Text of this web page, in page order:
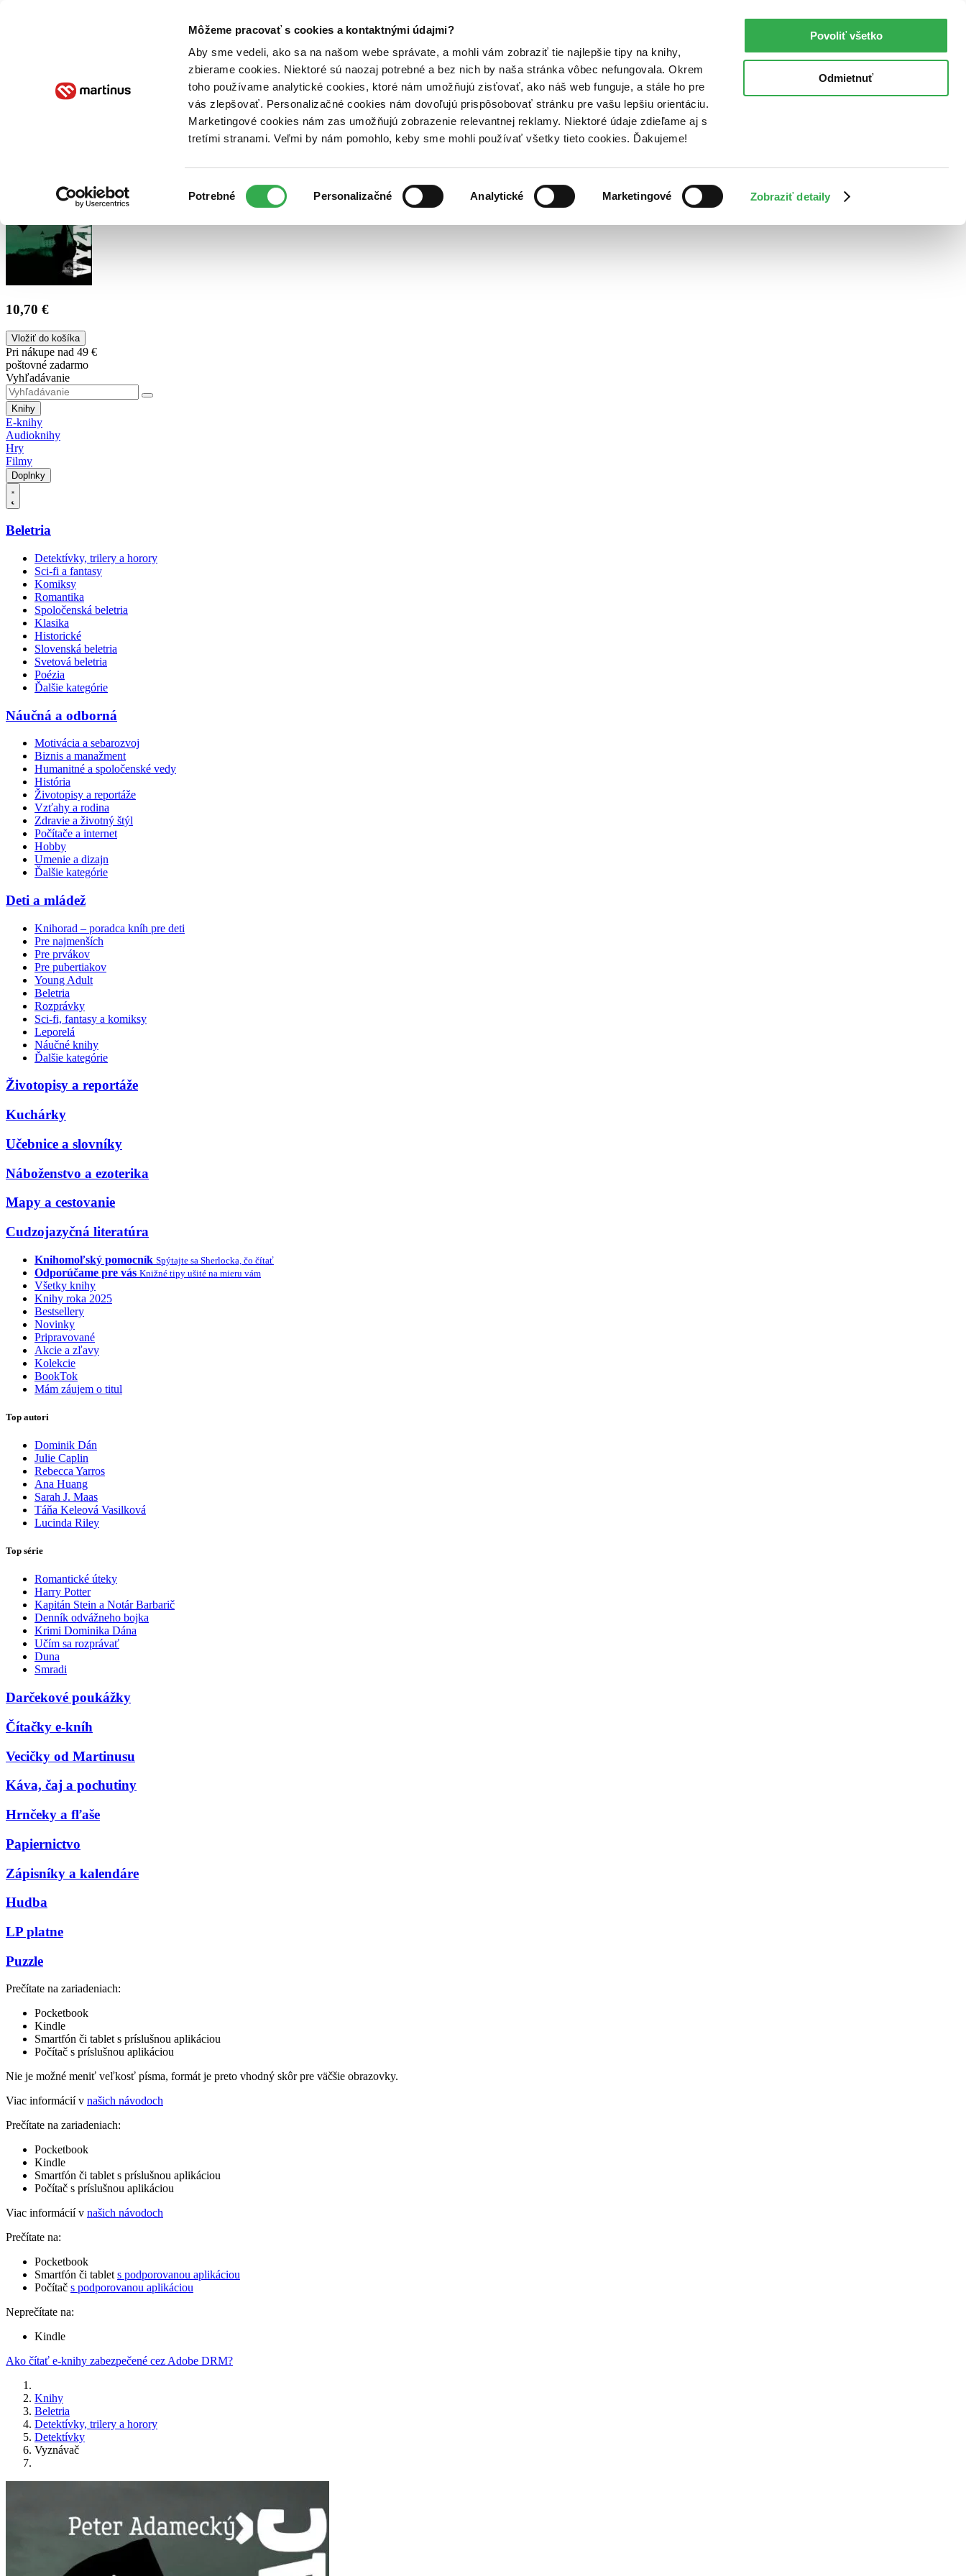
Môžeme pracovať s cookies a kontaktnými údajmi?
Aby sme vedeli, ako sa na našom webe správate, a mohli vám zobraziť tie najlepšie tipy na knihy,
zbierame cookies. Niektoré sú naozaj potrebné a bez nich by naša stránka vôbec nefungovala. Okrem
toho používame analytické cookies, ktoré nám umožňujú zisťovať, ako náš web funguje, a stále ho pre
vás zlepšovať. Personalizačné cookies nám dovoľujú prispôsobovať stránku pre vašu lepšiu orientáciu.
Marketingové cookies nám zas umožňujú zobrazenie relevantnej reklamy. Niektoré údaje zdieľame aj s
tretími stranami. Veľmi by nám pomohlo, keby sme mohli používať všetky tieto cookies. Ďakujeme!
súhlasu
Potrebné Personalizačné Analytické Marketingové Zobraziť detaily
Povoliť všetko
Odmietnuť
Poukážky Kontakt
10,70 €
Vložiť do košíka
Pri nákupe nad 49 €
poštovné zadarmo
Vyhľadávanie
Knihy
E-knihy
Audioknihy
Hry
Filmy
Doplnky
Beletria
Detektívky, trilery a horory
Sci-fi a fantasy
Komiksy
Romantika
Spoločenská beletria
Klasika
Historické
Slovenská beletria
Svetová beletria
Poézia
Ďalšie kategórie
Náučná a odborná
Motivácia a sebarozvoj
Biznis a manažment
Humanitné a spoločenské vedy
História
Životopisy a reportáže
Vzťahy a rodina
Zdravie a životný štýl
Počítače a internet
Hobby
Umenie a dizajn
Ďalšie kategórie
Deti a mládež
Knihorad – poradca kníh pre deti
Pre najmenších
Pre prvákov
Pre pubertiakov
Young Adult
Beletria
Rozprávky
Sci-fi, fantasy a komiksy
Leporelá
Náučné knihy
Ďalšie kategórie
Životopisy a reportáže
Kuchárky
Učebnice a slovníky
Náboženstvo a ezoterika
Mapy a cestovanie
Cudzojazyčná literatúra
Knihomoľský pomocník Spýtajte sa Sherlocka, čo čítať
Odporúčame pre vás Knižné tipy ušité na mieru vám
Všetky knihy
Knihy roka 2025
Bestsellery
Novinky
Pripravované
Akcie a zľavy
Kolekcie
BookTok
Mám záujem o titul
Top autori
Dominik Dán
Julie Caplin
Rebecca Yarros
Ana Huang
Sarah J. Maas
Táňa Keleová Vasilková
Lucinda Riley
Top série
Romantické úteky
Harry Potter
Kapitán Stein a Notár Barbarič
Denník odvážneho bojka
Krimi Dominika Dána
Učím sa rozprávať
Duna
Smradi
Darčekové poukážky
Čítačky e-kníh
Vecičky od Martinusu
Káva, čaj a pochutiny
Hrnčeky a fľaše
Papiernictvo
Zápisníky a kalendáre
Hudba
LP platne
Puzzle
Prečítate na zariadeniach:
Pocketbook
Kindle
Smartfón či tablet s príslušnou aplikáciou
Počítač s príslušnou aplikáciou
Nie je možné meniť veľkosť písma, formát je preto vhodný skôr pre väčšie obrazovky.
Viac informácií v našich návodoch
Prečítate na zariadeniach:
Pocketbook
Kindle
Smartfón či tablet s príslušnou aplikáciou
Počítač s príslušnou aplikáciou
Viac informácií v našich návodoch
Prečítate na:
Pocketbook
Smartfón či tablet s podporovanou aplikáciou
Počítač s podporovanou aplikáciou
Neprečítate na:
Kindle
Ako čítať e-knihy zabezpečené cez Adobe DRM?
Knihy
Beletria
Detektívky, trilery a horory
Detektívky
Vyznávač